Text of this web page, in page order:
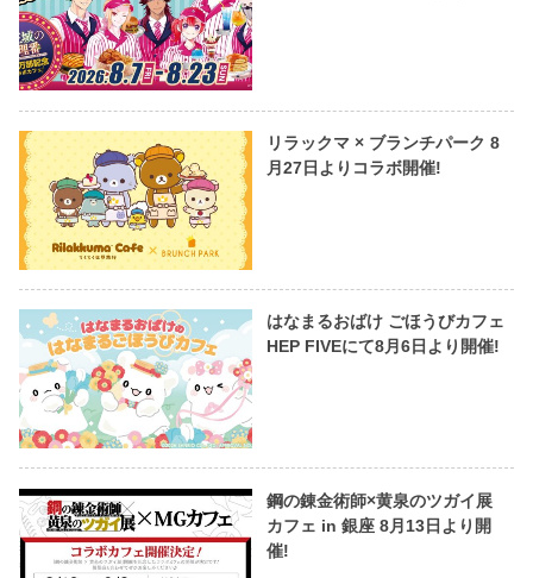
リラックマ × ブランチパーク 8
月27日よりコラボ開催!
はなまるおばけ ごほうびカフェ
HEP FIVEにて8月6日より開催!
鋼の錬金術師×黄泉のツガイ展
カフェ in 銀座 8月13日より開
催!